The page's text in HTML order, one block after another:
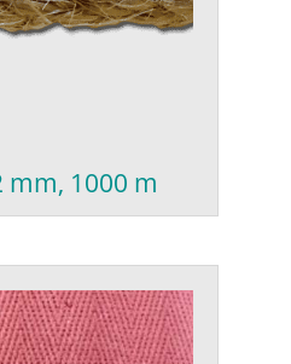
mm, 1000 m